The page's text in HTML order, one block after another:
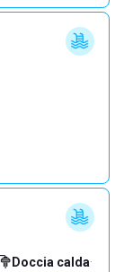
Doccia calda·